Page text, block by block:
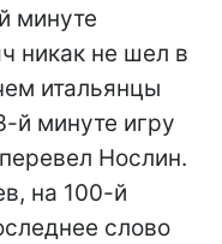
минуте
никак не шел в
итальянцы
й минуте игру
Нослин.
на 100-й
слово